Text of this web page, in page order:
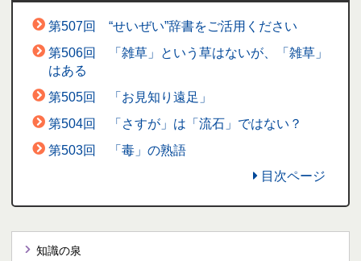
第507回 “せいぜい”辞書をご活用ください
第506回 「雑草」という草はないが、「雑草」
はある
第505回 「お見知り遠足」
第504回 「さすが」は「流石」ではない？
第503回 「毒」の熟語
目次ページ
知識の泉